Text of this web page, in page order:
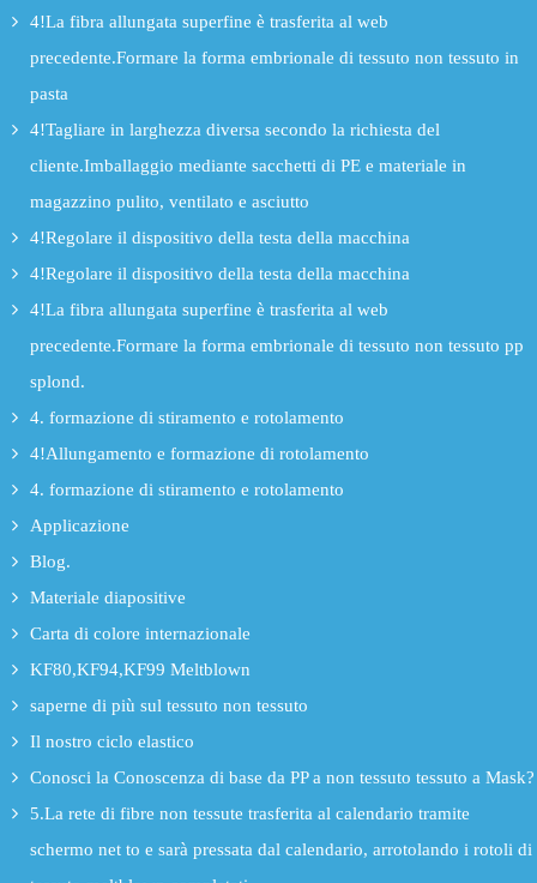
4!La fibra allungata superfine è trasferita al web
precedente.Formare la forma embrionale di tessuto non tessuto in
pasta
4!Tagliare in larghezza diversa secondo la richiesta del
cliente.Imballaggio mediante sacchetti di PE e materiale in
magazzino pulito, ventilato e asciutto
4!Regolare il dispositivo della testa della macchina
4!Regolare il dispositivo della testa della macchina
4!La fibra allungata superfine è trasferita al web
precedente.Formare la forma embrionale di tessuto non tessuto pp
splond.
4. formazione di stiramento e rotolamento
4!Allungamento e formazione di rotolamento
4. formazione di stiramento e rotolamento
Applicazione
Blog.
Materiale diapositive
Carta di colore internazionale
KF80,KF94,KF99 Meltblown
saperne di più sul tessuto non tessuto
Il nostro ciclo elastico
Conosci la Conoscenza di base da PP a non tessuto tessuto a Mask?
5.La rete di fibre non tessute trasferita al calendario tramite
schermo net to e sarà pressata dal calendario, arrotolando i rotoli di